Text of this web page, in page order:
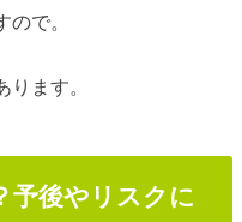
で。
ます。
後やリスクに